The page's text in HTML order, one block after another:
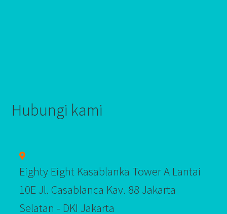
Hubungi kami
Eighty Eight Kasablanka Tower A Lantai
10E Jl. Casablanca Kav. 88 Jakarta
Selatan - DKI Jakarta